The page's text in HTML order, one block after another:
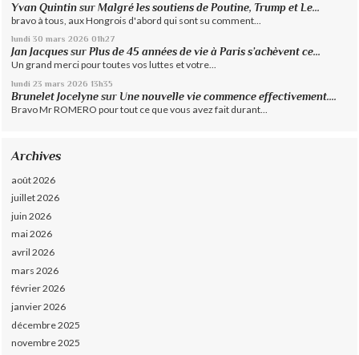
Yvan Quintin surMalgré les soutiens de Poutine, Trump et Le...
bravo à tous, aux Hongrois d'abord qui sont su comment...
lundi 30 mars 2026 01h27
Jan Jacques surPlus de 45 années de vie à Paris s’achèvent ce...
Un grand merci pour toutes vos luttes et votre...
lundi 23 mars 2026 13h35
Brunelet Jocelyne sur Une nouvelle vie commence effectivement....
Bravo Mr ROMERO pour tout ce que vous avez fait durant...
Archives
août 2026
juillet 2026
juin 2026
mai 2026
avril 2026
mars 2026
février 2026
janvier 2026
décembre 2025
novembre 2025